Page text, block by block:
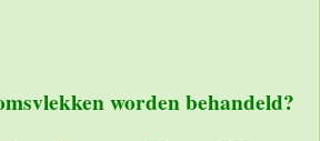
worden behandeld?